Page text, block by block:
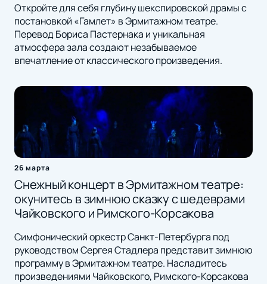
Откройте для себя глубину шекспировской драмы с
постановкой «Гамлет» в Эрмитажном театре.
Перевод Бориса Пастернака и уникальная
атмосфера зала создают незабываемое
впечатление от классического произведения.
26 марта
Снежный концерт в Эрмитажном театре:
окунитесь в зимнюю сказку с шедеврами
Чайковского и Римского-Корсакова
Симфонический оркестр Санкт-Петербурга под
руководством Сергея Стадлера представит зимнюю
программу в Эрмитажном театре. Насладитесь
произведениями Чайковского, Римского-Корсакова